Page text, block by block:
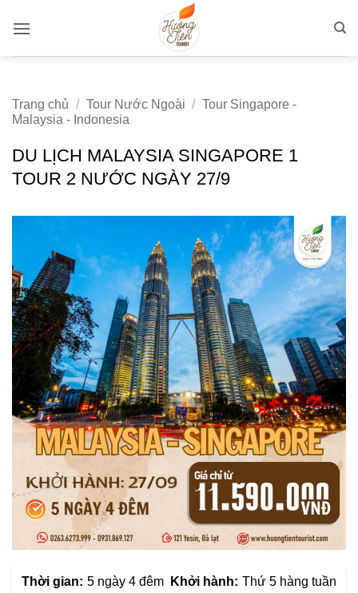
qua
Trang chủ / Tour Nước Ngoài / Tour Singapore -
Malaysia - Indonesia
DU LỊCH MALAYSIA SINGAPORE 1
TOUR 2 NƯỚC NGÀY 27/9
Thời gian: 5 ngày 4 đêm Khởi hành: Thứ 5 hàng tuần